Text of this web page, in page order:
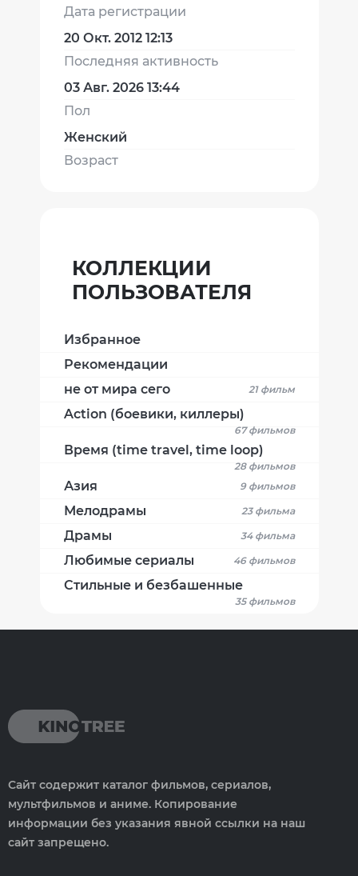
Дата регистрации
20 Окт. 2012 12:13
Последняя активность
03 Авг. 2026 13:44
Пол
Женский
Возраст
КОЛЛЕКЦИИ
ПОЛЬЗОВАТЕЛЯ
Избранное
Рекомендации
не от мира сего
21 фильм
Action (боевики, киллеры)
67 фильмов
Время (time travel, time loop)
28 фильмов
Азия 9 фильмов
Мелодрамы 23 фильма
Драмы 34 фильма
Любимые сериалы 46 фильмов
Стильные и безбашенные
35 фильмов
Сайт содержит каталог фильмов, сериалов,
мультфильмов и аниме. Копирование
информации без указания явной ссылки на наш
сайт запрещено.